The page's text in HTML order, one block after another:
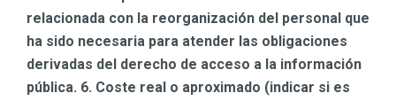
relacionada con la reorganización del personal que
ha sido necesaria para atender las obligaciones
derivadas del derecho de acceso a la información
pública. 6. Coste real o aproximado (indicar si es